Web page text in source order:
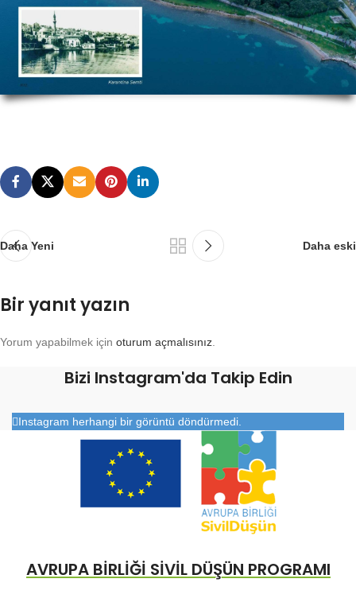
Daha Yeni Daha eski
Bir yanıt yazın
Yorum yapabilmek için oturum açmalısınız
Bizi Instagram'da Takip Edin
Instagram herhangi bir görüntü döndürmedi.
AVRUPA BİRLİĞİ SİVİL DÜŞÜN PROGRAMI